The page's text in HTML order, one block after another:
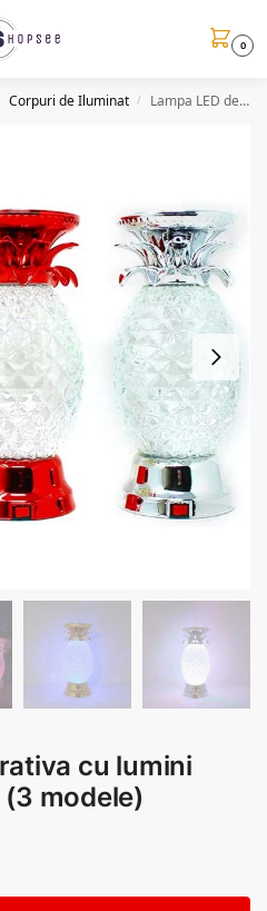
0
Corpuri de Iluminat / Lampa LED decorativa cu lumini RGB C108, 24cm (3 modele)
cu lumini
(3 modele)